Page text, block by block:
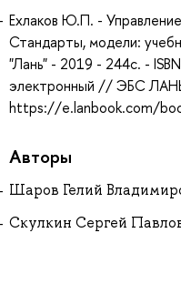
Ехлаков Ю.П. -
Стандарты, модели:
"Лань" - 2019 - 244с. -
электронный // ЭБС
https://e.lanbook.com/
Авторы
Шаров Гелий
Скулкин Сергей